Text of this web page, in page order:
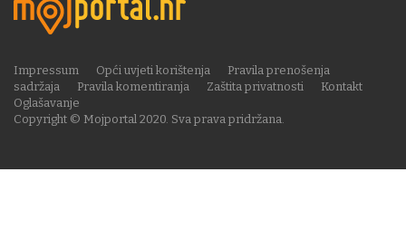
Copyright © Mojportal 2020. Sva prava pridržana.
Impressum Opći uvjeti korištenja
Pravila prenošenja
sadržaja
Pravila komentiranja Zaštita privatnosti
Kontakt
Oglašavanje